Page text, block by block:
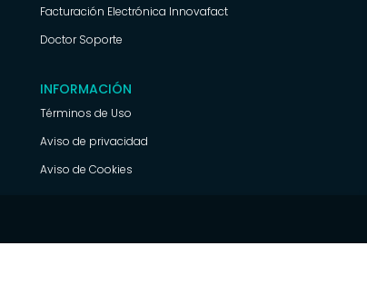
Facturación Electrónica Innovafact
Doctor Soporte
INFORMACIÓN
Términos de Uso
Aviso de privacidad
Aviso de Cookies